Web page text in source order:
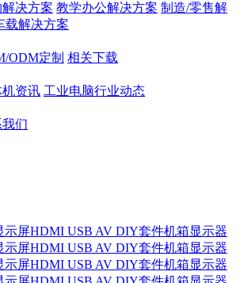
决方案 教学办公解决方案 制造/零售解
载解决方案
ODM定制 相关下载
资讯 工业电脑行业动态
们